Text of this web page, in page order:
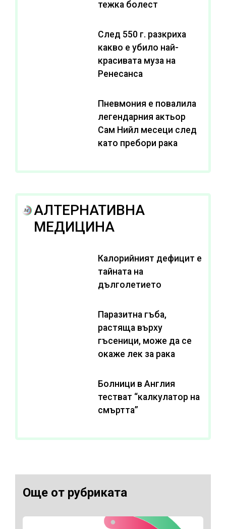
тежка болест
След 550 г. разкриха
какво е убило най-
красивата муза на
Ренесанса
Пневмония е повалила
легендарния актьор
Сам Нийл месеци след
като пребори рака
АЛТЕРНАТИВНА
МЕДИЦИНА
Калорийният дефицит е
тайната на
дълголетието
Паразитна гъба,
растяща върху
гъсеници, може да се
окаже лек за рака
Болници в Англия
тестват “калкулатор на
смъртта”
Още от рубриката